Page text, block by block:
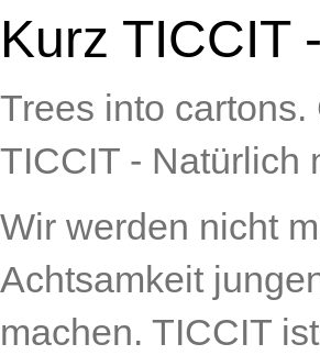
Kurz TICCIT
Trees into
TICCIT - Natürlich
Wir werden nicht
Achtsamkeit
machen. TICCIT